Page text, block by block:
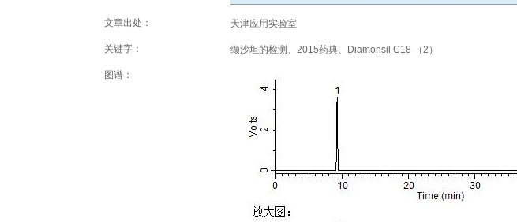
文章出处： 天津应用实验室
关键字： 缬沙坦的检测、2015药典、Diamonsil C18 （2）
图谱：